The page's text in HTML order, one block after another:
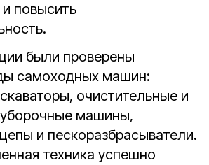
и повысить
были проверены
самоходных машин:
очистительные и
машины,
и пескоразбрасыватели.
техника успешно